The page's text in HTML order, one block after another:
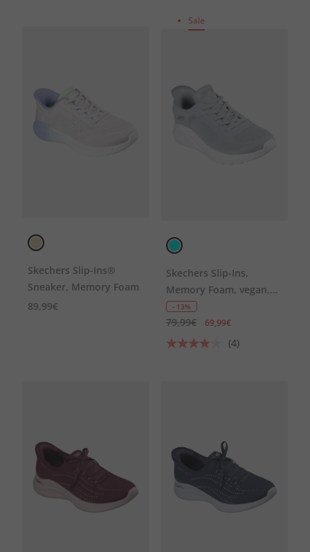
Skechers Slip-Ins®
Sneaker, Memory Foam
89,99€
Sale
Skechers Slip-Ins,
Memory Foam, vegan,
Komfortweite
- 13%
79,99€ 69,99€
(4)